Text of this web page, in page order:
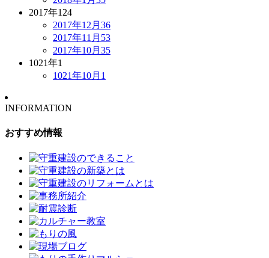
2017年124
2017年12月 36
2017年11月 53
2017年10月 35
1021年1
1021年10月 1
INFORMATION
おすすめ情報